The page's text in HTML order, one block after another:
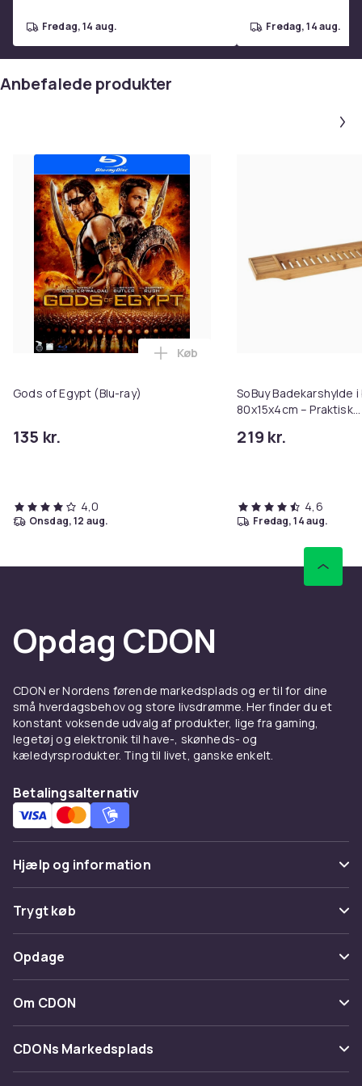
Format
DVD
12
Produktsikkerhedsinformation
fredag, 14 aug. fredag, 14 aug.
Anbefalede produkter
Gods of Egypt (Blu-ray)
135 kr.
Læg Gods of Egypt (Blu-ray) i
Køb
4,0
onsdag, 12 aug.
SoBuy Badekarshylde
80x15x4cm – Praktisk
FRG212-N
219 kr.
4,6
fredag, 14 aug.
Opdag CDON
CDON er Nordens førende markedsplads og er til for dine
små hverdagsbehov og store livsdrømme. Her finder du et
konstant voksende udvalg af produkter, lige fra gaming,
legetøj og elektronik til have-, skønheds- og
kæledyrsprodukter. Ting til livet, ganske enkelt.
Betalingsalternativ
Hjælp og information
Ofte stillede spørgsmål
Spor pakke
Fortryd & returner her
Kontakt os
Trygt køb
Betaling
Levering
Tilbagekaldelser
Opdage
Kategorier
Maerke
Om CDON
Om os
Kundeanmeldelser
CDONs Markedsplads